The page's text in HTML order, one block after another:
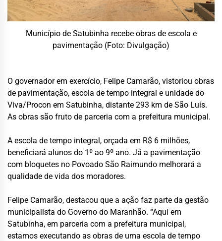
Município de Satubinha recebe obras de escola e
pavimentação (Foto: Divulgação)
O governador em exercício, Felipe Camarão, vistoriou obras
de pavimentação, escola de tempo integral e unidade do
Viva/Procon em Satubinha, distante 293 km de São Luís.
As obras são fruto de parceria com a prefeitura municipal.
A escola de tempo integral, orçada em R$ 6 milhões,
beneficiará alunos do 1º ao 9º ano. Já a pavimentação
com bloquetes no Povoado São Raimundo melhorará a
qualidade de vida dos moradores.
Felipe Camarão, destacou que a ação faz parte da gestão
municipalista do Governo do Maranhão. “Aqui em
Satubinha, em parceria com a prefeitura municipal,
estamos executando as obras de uma escola de tempo